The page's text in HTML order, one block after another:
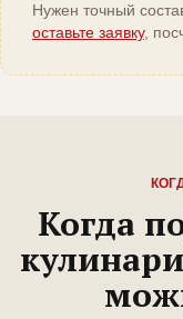
Нужен точный
оставьте заявку,
Когда